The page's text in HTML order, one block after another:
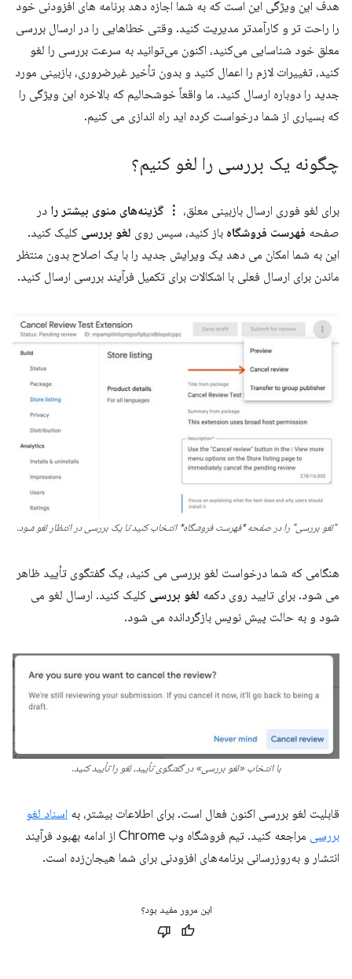
هدف این ویژگی این است که به شما اجازه دهد برنامه های افزودنی خود
را راحت تر و کارآمدتر مدیریت کنید. وقتی خطاهایی را در ارسال بررسی
معلق خود شناسایی می‌کنید، اکنون می‌توانید به سرعت بررسی را لغو
کنید، تغییرات لازم را اعمال کنید و بدون تأخیر غیرضروری، بازبینی مورد
جدید را دوباره ارسال کنید. ما واقعاً خوشحالیم که بالاخره این ویژگی را
که بسیاری از شما درخواست کرده اید راه اندازی می کنیم.
چگونه یک بررسی را لغو کنیم؟
برای لغو فوری ارسال بازبینی معلق، ⋮ گزینه‌های منوی بیشتر را در
صفحه فهرست فروشگاه باز کنید، سپس روی لغو بررسی کلیک کنید.
این به شما امکان می دهد یک ویرایش جدید را با یک اصلاح بدون منتظر
ماندن برای ارسال فعلی با اشکالات برای تکمیل فرآیند بررسی ارسال کنید.
"لغو بررسی" را در صفحه *فهرست فروشگاه* انتخاب کنید تا یک بررسی در انتظار لغو شود.
هنگامی که شما درخواست لغو بررسی می کنید، یک گفتگوی تأیید ظاهر
می شود. برای تایید روی دکمه لغو بررسی کلیک کنید. ارسال لغو می
شود و به حالت پیش نویس بازگردانده می شود.
با انتخاب «لغو بررسی» در گفتگوی تأیید، لغو را تأیید کنید.
قابلیت لغو بررسی اکنون فعال است. برای اطلاعات بیشتر، به اسناد لغو
بررسی
مراجعه کنید. تیم فروشگاه وب Chrome از ادامه بهبود فرآیند
انتشار و به‌روزرسانی برنامه‌های افزودنی برای شما هیجان‌زده است.
این مرور مفید بود؟